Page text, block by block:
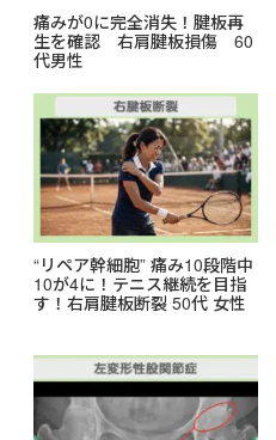
痛みが0に完全消失！腱板再
生を確認 右肩腱板損傷 60
代男性
“リペア幹細胞” 痛み10段階中
10が4に！テニス継続を目指
す！右肩腱板断裂 50代 女性